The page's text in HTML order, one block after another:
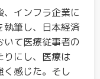
インフラ企業に
執筆し、日本経済
いて医療従事者の
りにし、医療は
く感じた。そし